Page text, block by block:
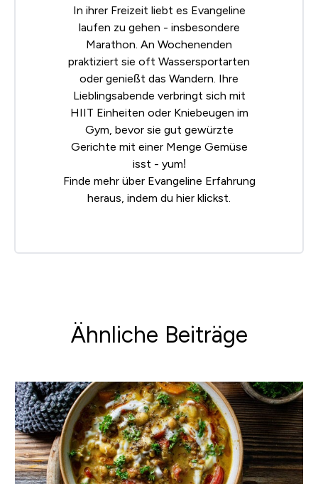
In ihrer Freizeit liebt es Evangeline
laufen zu gehen - insbesondere
Marathon. An Wochenenden
praktiziert sie oft Wassersportarten
oder genießt das Wandern. Ihre
Lieblingsabende verbringt sich mit
HIIT Einheiten oder Kniebeugen im
Gym, bevor sie gut gewürzte
Gerichte mit einer Menge Gemüse
isst - yum!
Finde mehr über Evangeline Erfahrung
heraus, indem du hier klickst
Ähnliche Beiträge